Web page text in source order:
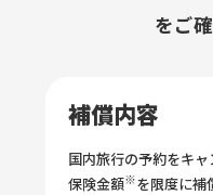
をご
補償内容
国内旅行の予約をキ
保険金額※を限度に補